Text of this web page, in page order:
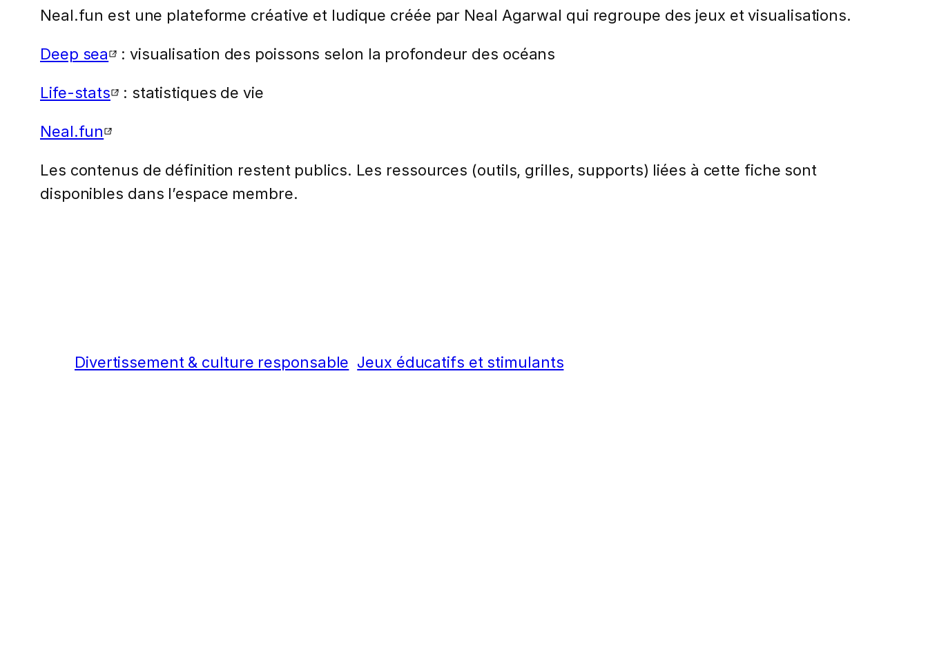
Neal.fun est une plateforme créative et ludique créée par Neal Agarwal qui regroupe des jeux et visualisations.
Deep sea : visualisation des poissons selon la profondeur des océans
Life-stats : statistiques de vie
Neal.fun
Les contenus de définition restent publics. Les ressources (outils, grilles, supports) liées à cette fiche sont
disponibles dans l’espace membre.
Divertissement & culture responsable Jeux éducatifs et stimulants